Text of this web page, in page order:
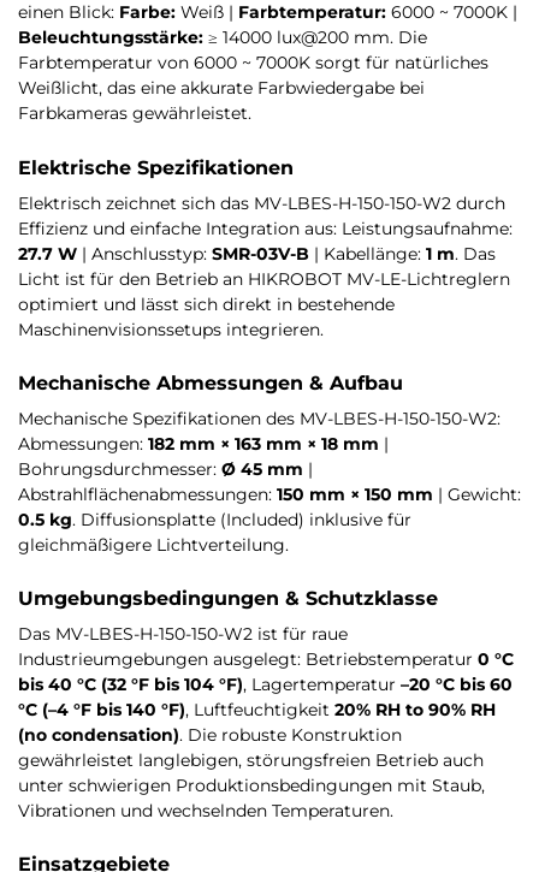
einen Blick: Farbe: Weiß | Farbtemperatur: 6000 ~ 7000K |
Beleuchtungsstärke: ≥ 14000 lux@200 mm. Die
Farbtemperatur von 6000 ~ 7000K sorgt für natürliches
Weißlicht, das eine akkurate Farbwiedergabe bei
Farbkameras gewährleistet.
Elektrische Spezifikationen
Elektrisch zeichnet sich das MV-LBES-H-150-150-W2 durch
Effizienz und einfache Integration aus: Leistungsaufnahme:
27.7 W | Anschlusstyp: SMR-03V-B | Kabellänge: 1 m. Das
Licht ist für den Betrieb an HIKROBOT MV-LE-Lichtreglern
optimiert und lässt sich direkt in bestehende
Maschinenvisionssetups integrieren.
Mechanische Abmessungen & Aufbau
Mechanische Spezifikationen des MV-LBES-H-150-150-W2:
Abmessungen: 182 mm × 163 mm × 18 mm |
Bohrungsdurchmesser: Ø 45 mm |
Abstrahlflächenabmessungen: 150 mm × 150 mm | Gewicht:
0.5 kg. Diffusionsplatte (Included) inklusive für
gleichmäßigere Lichtverteilung.
Umgebungsbedingungen & Schutzklasse
Das MV-LBES-H-150-150-W2 ist für raue
Industrieumgebungen ausgelegt: Betriebstemperatur 0 °C
bis 40 °C (32 °F bis 104 °F), Lagertemperatur –20 °C bis 60
°C (–4 °F bis 140 °F), Luftfeuchtigkeit 20% RH to 90% RH
(no condensation). Die robuste Konstruktion
gewährleistet langlebigen, störungsfreien Betrieb auch
unter schwierigen Produktionsbedingungen mit Staub,
Vibrationen und wechselnden Temperaturen.
Einsatzgebiete